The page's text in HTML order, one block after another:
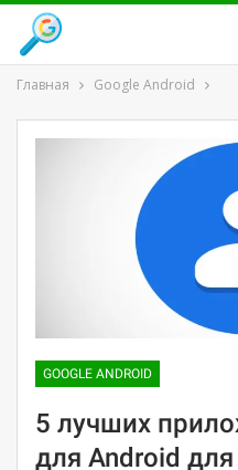
Главная Google Android
GOOGLE ANDROID
5 лучших
для Android